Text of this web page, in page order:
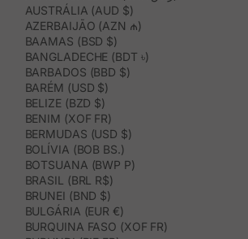
AUSTRÁLIA (AUD $)
AZERBAIJÃO (AZN ₼)
BAAMAS (BSD $)
BANGLADECHE (BDT ৳)
BARBADOS (BBD $)
BARÉM (USD $)
BELIZE (BZD $)
BENIM (XOF FR)
BERMUDAS (USD $)
BOLÍVIA (BOB BS.)
BOTSUANA (BWP P)
BRASIL (BRL R$)
BRUNEI (BND $)
BULGÁRIA (EUR €)
BURQUINA FASO (XOF FR)